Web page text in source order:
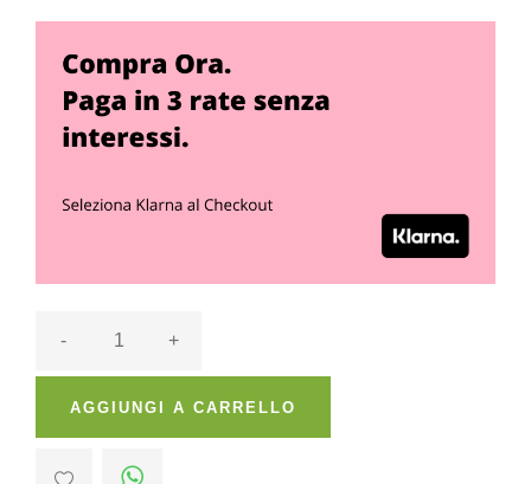
- +
AGGIUNGI A CARRELLO